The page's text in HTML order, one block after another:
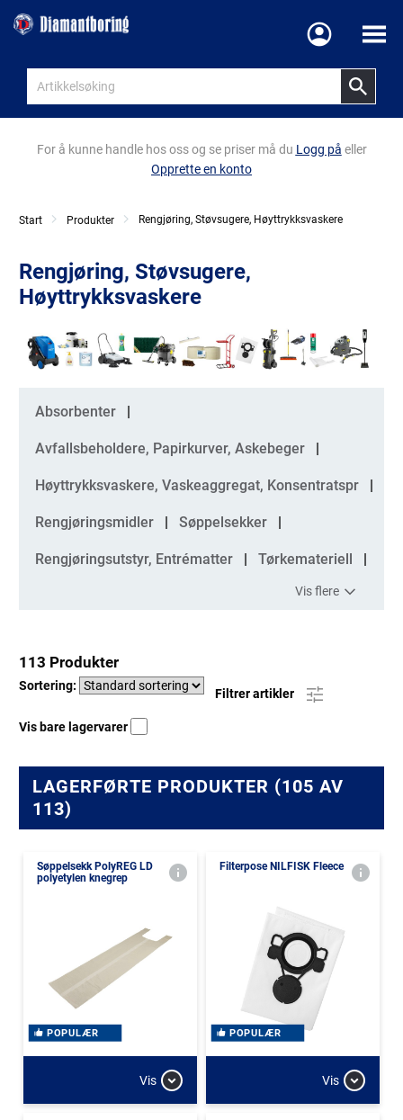
Meny
For å kunne handle hos oss og se priser må du Logg på eller
Opprette en konto
Start Produkter Rengjøring, Støvsugere, Høyttrykksvaskere
Rengjøring, Støvsugere,
Høyttrykksvaskere
Kategorier
Absorbenter
Avfallsbeholdere, Papirkurver, Askebeger
Høyttrykksvaskere, Vaskeaggregat, Konsentratspr
Rengjøringsmidler Søppelsekker
Rengjøringsutstyr, Entrématter Tørkemateriell
Vis flere
113 Produkter
Sortering:
Filtrer artikler
Vis bare lagervarer
LAGERFØRTE PRODUKTER (105 AV
113)
Søppelsekk PolyREG LD
polyetylen knegrep
POPULÆR
Vis
Filterpose NILFISK Fleece
POPULÆR
Vis